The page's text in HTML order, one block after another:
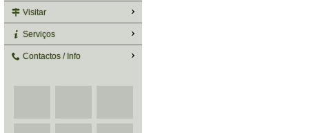
Visitar
Serviços
Contactos / Info